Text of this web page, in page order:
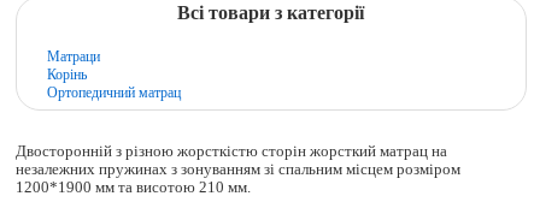
Всі товари з категорії
Матраци
Корінь
Ортопедичний матрац
Двосторонній з різною жорсткістю сторін жорсткий матрац на
незалежних пружинах з зонуванням зі спальним місцем розміром
1200*1900 мм та висотою 210 мм.